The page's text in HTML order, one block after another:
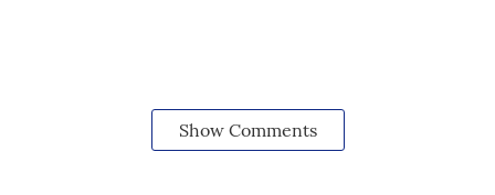
Show Comments